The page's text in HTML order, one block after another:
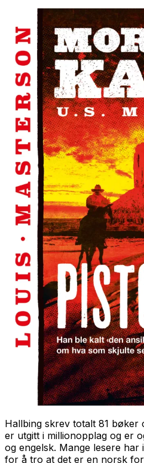
Hallbing skrev totalt 81 bøker
er utgitt i millionopplag og er
og engelsk. Mange lesere har
for å tro at det er en norsk